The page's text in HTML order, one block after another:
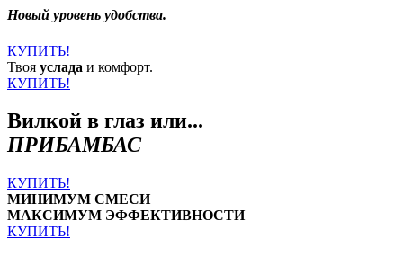
Новый уровень удобства.
КУПИТЬ!
Твоя услада и комфорт.
КУПИТЬ!
Вилкой в глаз или...
ПРИБАМБАС
КУПИТЬ!
МИНИМУМ СМЕСИ
МАКСИМУМ ЭФФЕКТИВНОСТИ
КУПИТЬ!